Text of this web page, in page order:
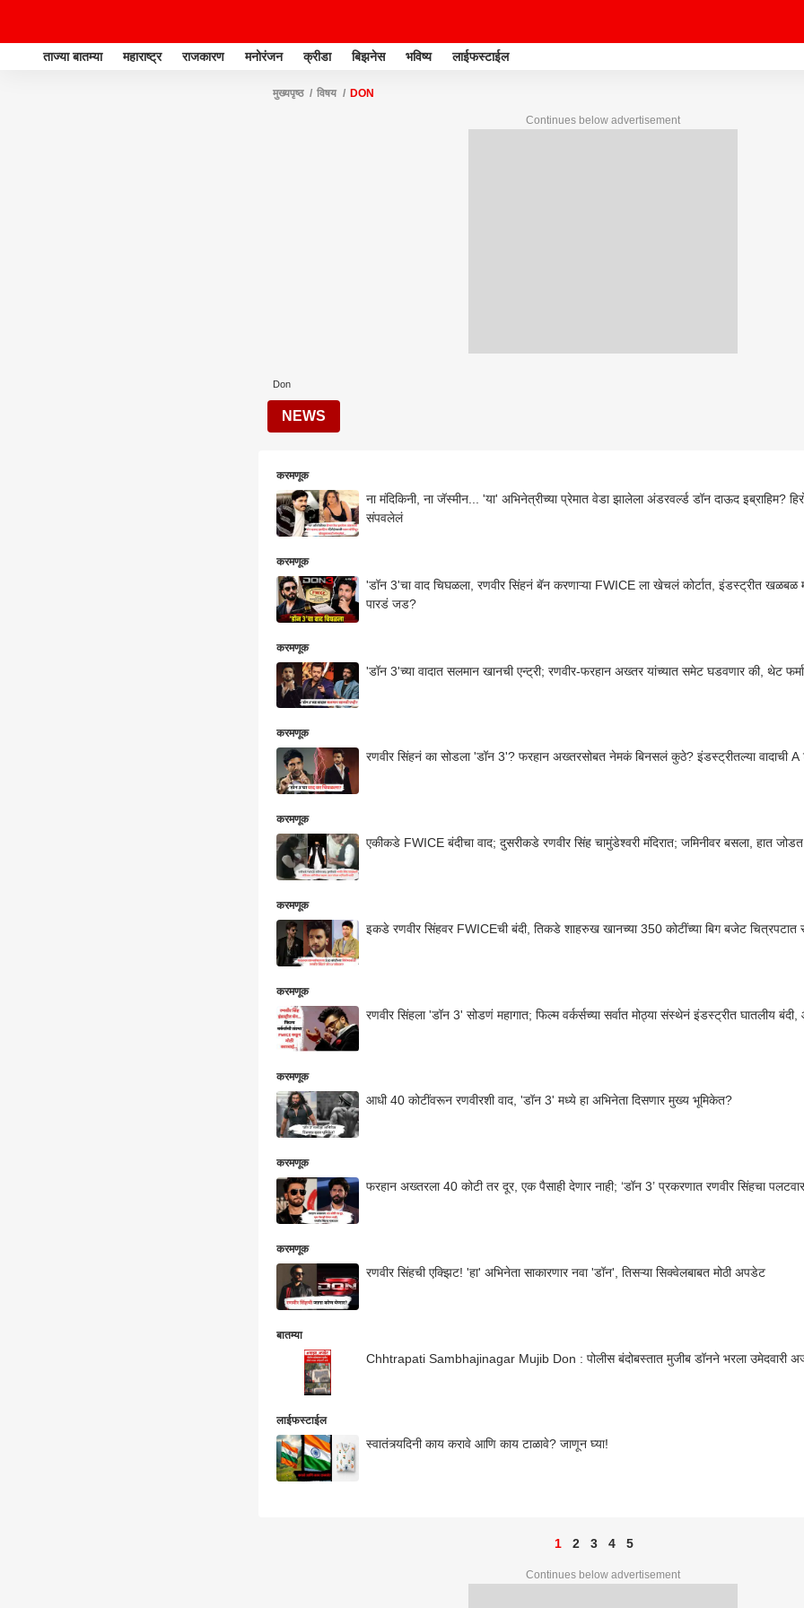
ताज्या बातम्या महाराष्ट्र राजकारण मनोरंजन क्रीडा बिझनेस भविष्य लाईफस्टाईल
मुख्यपृष्ठ विषय DON
Continues below advertisement
Don
NEWS
करमणूक
ना मंदिकिनी, ना जॅस्मीन... 'या' अभिनेत्रीच्या प्रेमात वेडा झालेला अंडरवर्ल्ड डॉन दाऊद इब्राहिम?
संपवलेलं
करमणूक
'डॉन 3'चा वाद चिघळला, रणवीर सिंहनं बॅन करणाऱ्या FWICE ला खेचलं कोर्टात, इंडस्ट्रीत खळबळ
पारडं जड?
करमणूक
'डॉन 3'च्या वादात सलमान खानची एन्ट्री; रणवीर-फरहान अख्तर यांच्यात समेट घडवणार की, थेट
करमणूक
करमणूक
एकीकडे FWICE बंदीचा वाद; दुसरीकडे रणवीर सिंह चामुंडेश्वरी मंदिरात; जमिनीवर बसला, हात जोडत
करमणूक
इकडे रणवीर सिंहवर FWICEची बंदी, तिकडे शाहरुख खानच्या 350 कोटींच्या बिग बजेट चित्रपटात
करमणूक
रणवीर सिंहला 'डॉन 3' सोडणं महागात; फिल्म वर्कर्सच्या सर्वात मोठ्या संस्थेनं इंडस्ट्रीत घातलीय
करमणूक
आधी 40 कोटींवरून रणवीरशी वाद, 'डॉन 3' मध्ये हा अभिनेता दिसणार मुख्य भूमिकेत?
करमणूक
फरहान अख्तरला 40 कोटी तर दूर, एक पैसाही देणार नाही; ‘डॉन 3’ प्रकरणात रणवीर सिंहचा
करमणूक
रणवीर सिंहची एक्झिट! 'हा' अभिनेता साकारणार नवा 'डॉन', तिसऱ्या सिक्वेलबाबत मोठी अपडेट
बातम्या
Chhtrapati Sambhajinagar Mujib Don : पोलीस बंदोबस्तात मुजीब डॉनने भरला उमेदवारी
लाईफस्टाईल
स्वातंत्र्यदिनी काय करावे आणि काय टाळावे? जाणून घ्या!
1 2 3 4 5
Continues below advertisement